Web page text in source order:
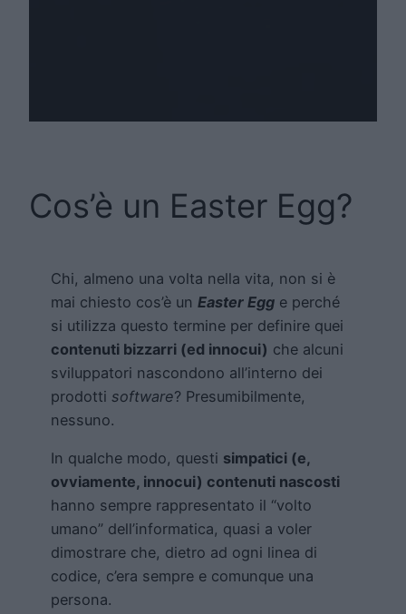
Cos’è un Easter Egg?
Chi, almeno una volta nella vita, non si è
mai chiesto cos’è un Easter Egg e perché
si utilizza questo termine per definire quei
contenuti bizzarri (ed innocui) che alcuni
sviluppatori nascondono all’interno dei
prodotti software? Presumibilmente,
nessuno.
In qualche modo, questi simpatici (e,
ovviamente, innocui) contenuti nascosti
hanno sempre rappresentato il “volto
umano” dell’informatica, quasi a voler
dimostrare che, dietro ad ogni linea di
codice, c’era sempre e comunque una
persona.